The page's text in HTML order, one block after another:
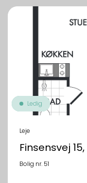
Ledig
Leje
Finsensvej 15,
Bolig nr. 51